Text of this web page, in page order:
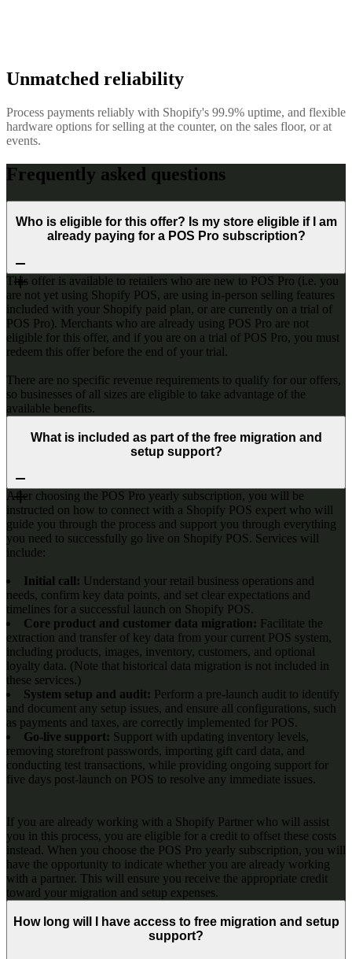
Unmatched reliability
Process payments reliably with Shopify's 99.9% uptime, and flexible
hardware options for selling at the counter, on the sales floor, or at
events.
Frequently asked questions
Who is eligible for this offer? Is my store eligible if I am
already paying for a POS Pro subscription?
This offer is available to retailers who are new to POS Pro (i.e. you
are not yet using Shopify POS, are using in-person selling features
included with your Shopify paid plan, or are currently on a trial of
POS Pro). Merchants who are already using POS Pro are not
eligible for this offer, and if you are on a trial of POS Pro, you must
redeem this offer before the end of your trial.
There are no specific revenue requirements to qualify for our offers,
so businesses of all sizes are eligible to take advantage of the
available benefits.
What is included as part of the free migration and
setup support?
After choosing the POS Pro yearly subscription, you will be
instructed on how to connect with a Shopify POS expert who will
guide you through the process and support you through everything
you need to successfully go live on Shopify POS. Services will
include:
Initial call: Understand your retail business operations and
needs, confirm key data points, and set clear expectations and
timelines for a successful launch on Shopify POS.
Core product and customer data migration: Facilitate the
extraction and transfer of key data from your current POS system,
including products, images, inventory, customers, and optional
loyalty data. (Note that historical data migration is not included in
these services.)
System setup and audit: Perform a pre-launch audit to identify
and document any setup issues, and ensure all configurations, such
as payments and taxes, are correctly implemented for POS.
Go-live support: Support with updating inventory levels,
removing storefront passwords, importing gift card data, and
conducting test transactions, while providing ongoing support for
five days post-launch on POS to resolve any immediate issues.
If you are already working with a Shopify Partner who will assist
you in this process, you are eligible for a credit to offset these costs
instead. When you choose the POS Pro yearly subscription, you will
have the opportunity to indicate whether you are already working
with a partner. This will ensure you receive the appropriate credit
toward your migration and setup expenses.
How long will I have access to free migration and setup
support?